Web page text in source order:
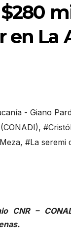
La
- Giano
,
, #La seremi
CNR –